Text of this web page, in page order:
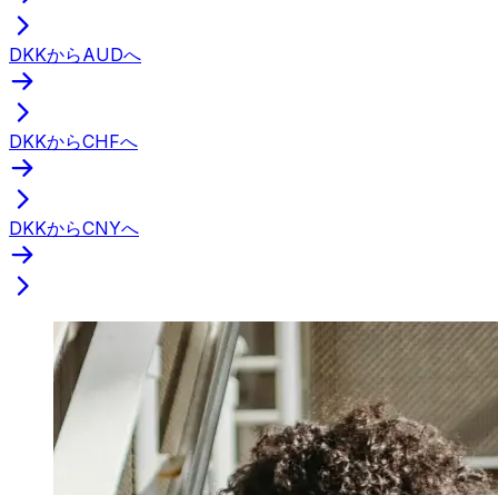
DKKからAUDへ
DKKからCHFへ
DKKからCNYへ